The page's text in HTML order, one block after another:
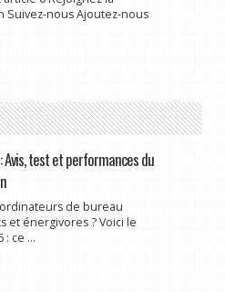
Suivez-nous Ajoutez-nous
Avis, test et performances du
de bureau
et énergivores ? Voici le
: ce ...